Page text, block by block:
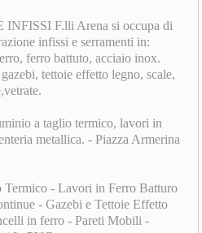
ferro battuto, acciaio inox.
tettoie effetto legno, scale,
a taglio termico, lavori in
- Lavori in Ferro Batturo
in ferro - Pareti Mobili -
In PVC